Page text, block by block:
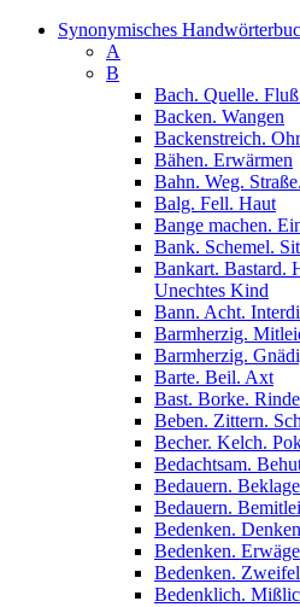
Synonymisches
A
B
Bach. Quelle.
Backen. Wangen
Backenstreich.
Bähen. Erwärmen
Bahn. Weg.
Balg. Fell. Haut
Bange machen.
Bank. Schemel.
Bankart. Bastard.
Unechtes Kind
Bann. Acht.
Barmherzig.
Barmherzig.
Barte. Beil. Axt
Bast. Borke. Rinde
Beben. Zittern.
Becher. Kelch.
Bedachtsam.
Bedauern.
Bedauern.
Bedenken.
Bedenken.
Bedenken.
Bedenklich.